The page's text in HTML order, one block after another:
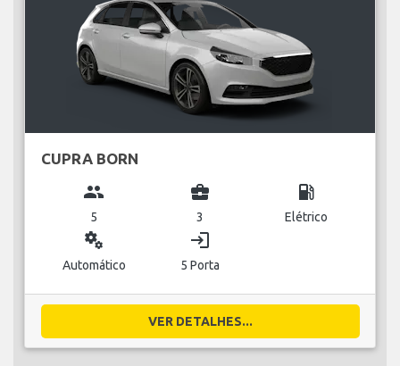
CUPRA BORN
group
5
business_center
3
local_gas_station
Elétrico
miscellaneous_services
Automático
login
5 Porta
VER DETALHES...